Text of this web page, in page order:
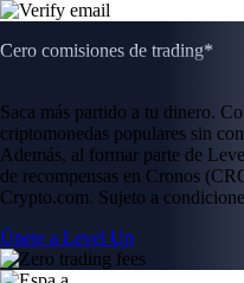
Cero comisiones de trading*
Saca más partido a tu dinero.
criptomonedas populares sin
Además, al formar parte de
de recompensas en Cronos
Crypto.com. Sujeto a
Únete a Level Up